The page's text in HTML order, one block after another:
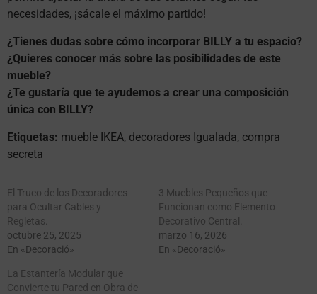
necesidades, ¡sácale el máximo partido!
¿Tienes dudas sobre cómo incorporar BILLY a tu espacio?
¿Quieres conocer más sobre las posibilidades de este
mueble?
¿Te gustaría que te ayudemos a crear una composición
única con BILLY?
Etiquetas: mueble IKEA, decoradores Igualada, compra
secreta
El Truco de los Decoradores
para Ocultar Cables y
Regletas.
octubre 25, 2025
En «Decoració»
3 Muebles Pequeños que
Funcionan como Elemento
Decorativo Central.
marzo 16, 2026
En «Decoració»
La Estantería Modular que
Convierte tu Pared en Obra de